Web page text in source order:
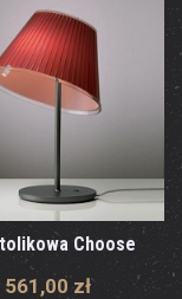
Choose
561,00 zł